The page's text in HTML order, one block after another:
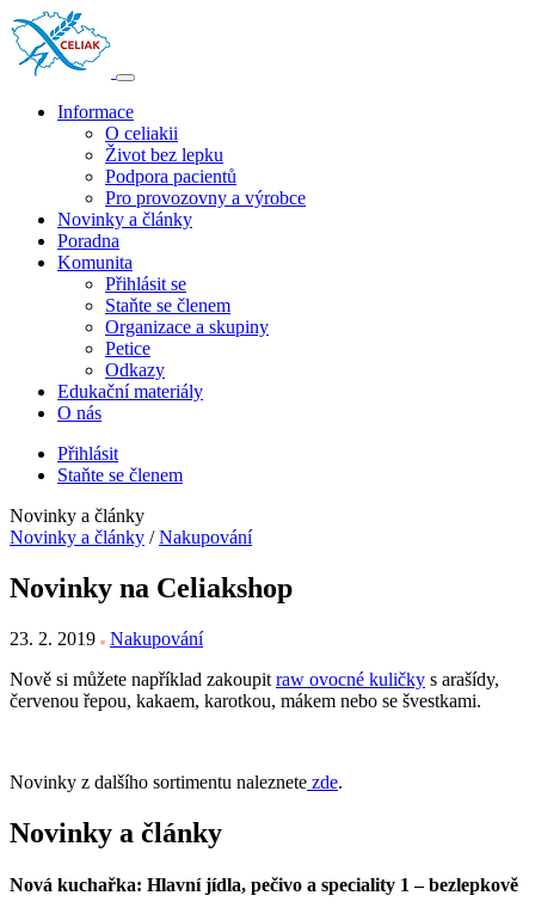
Informace
O celiakii
Život bez lepku
Podpora pacientů
Pro provozovny a výrobce
Novinky a články
Poradna
Komunita
Přihlásit se
Staňte se členem
Organizace a skupiny
Petice
Odkazy
Edukační materiály
O nás
Přihlásit
Staňte se členem
Novinky a články
Novinky a články / Nakupování
Novinky na Celiakshop
23. 2. 2019
Nakupování
Nově si můžete například zakoupit raw ovocné kuličky s arašídy,
červenou řepou, kakaem, karotkou, mákem nebo se švestkami.
Novinky z dalšího sortimentu naleznete zde.
Novinky a články
Nová kuchařka: Hlavní jídla, pečivo a speciality 1 – bezlepkově